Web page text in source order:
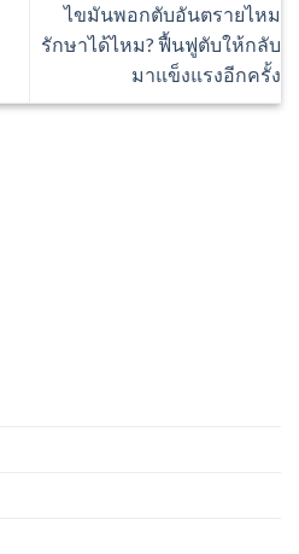
ไขมันพอกตับอันตรายไหม
รักษาได้ไหม? ฟื้นฟูตับให้กลับ
มาแข็งแรงอีกครั้ง